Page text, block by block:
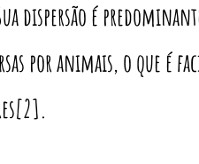
dispersão é
por animais, o que é